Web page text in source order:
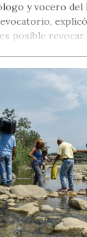
y vocero del
posible